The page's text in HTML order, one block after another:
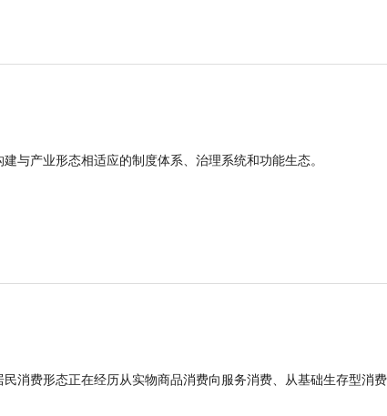
与产业形态相适应的制度体系、治理系统和功能生态。
消费形态正在经历从实物商品消费向服务消费、从基础生存型消